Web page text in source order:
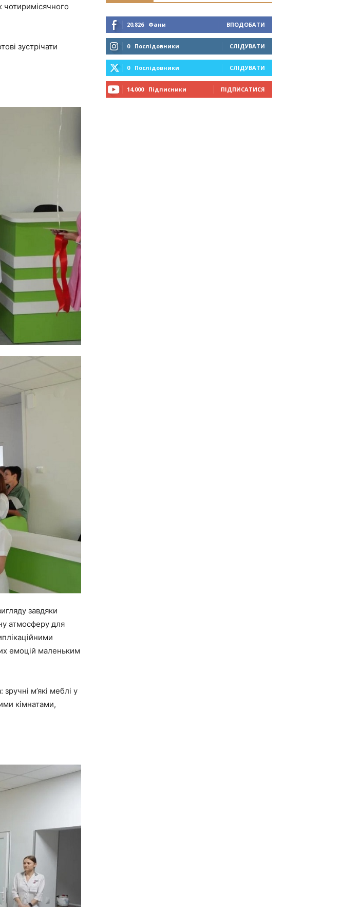
чотиримісячного
зустрічати
завдяки
атмосферу для
емоцій маленьким
м’які меблі у
кімнатами,
20,826 Фани ВПОДОБАТИ
0 Послідовники СЛІДУВАТИ
0 Послідовники СЛІДУВАТИ
14,000 Підписники ПІДПИСАТИСЯ